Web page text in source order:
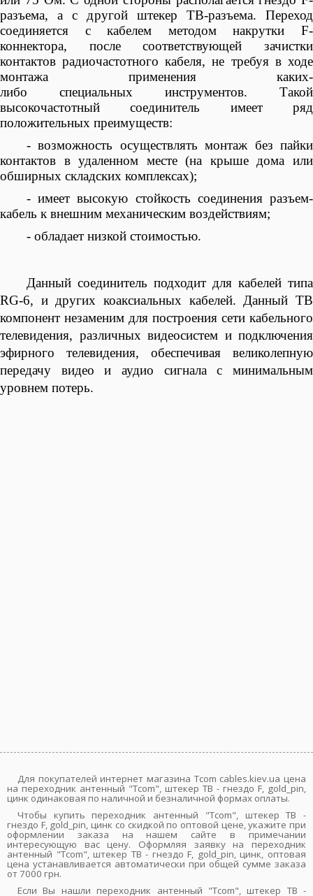
разъема, а с другой штекер ТВ-разъема. Переход
соединяется с кабелем методом накрутки F-
коннектора, после соответствующей зачистки
контактов радиочастотного кабеля, не требуя в ходе
монтажа применения каких-
либо
специальных инструментов. Такой
высокочастотный соединитель имеет ряд
положительных преимуществ:
- возможность осуществлять монтаж без пайки
контактов в удаленном месте (на крыше дома или
обширных складских комплексах);
- имеет высокую стойкость соединения разъем-
кабель к внешним механическим воздействиям;
- обладает низкой стоимостью.
Данный соединитель подходит для кабелей типа
RG-6, и других коаксиальных кабелей. Данный ТВ
компонент незаменим для построения сети кабельного
телевидения, различных видеосистем и подключения
эфирного телевидения, обеспечивая великолепную
передачу видео и аудио сигнала с минимальным
уровнем потерь.
Для покупателей интернет магазина Tcom cables.kiev.ua цена
на переходник антенный "Tcom", штекер ТВ - гнездо F, gold_pin,
цинк одинаковая по наличной и безналичной формах оплаты.
Чтобы купить переходник антенный "Tcom", штекер ТВ -
гнездо F, gold_pin, цинк со скидкой по оптовой цене, укажите при
оформлении заказа на нашем сайте в примечании
интересующую вас цену. Оформляя заявку на переходник
антенный "Tcom", штекер ТВ - гнездо F, gold_pin, цинк, оптовая
цена устанавливается автоматически при общей сумме заказа
от 7000 грн.
Если Вы нашли переходник антенный "Tcom", штекер ТВ -